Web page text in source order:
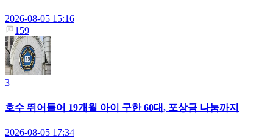
2026-08-05 15:16
159
3
호수 뛰어들어 19개월 아이 구한 60대, 포상금 나눔까지
2026-08-05 17:34